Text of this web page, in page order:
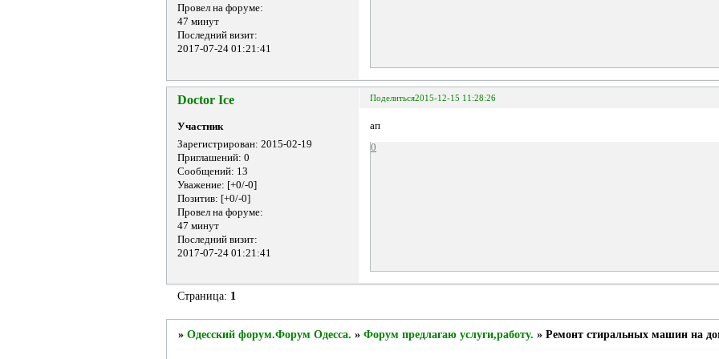
Провел на форуме:
47 минут
Последний визит:
2017-07-24 01:21:41
Поделиться2015-12-15 11:28:26
Doctor Ice
Участник
Зарегистрирован: 2015-02-19
Приглашений: 0
Сообщений: 13
Уважение: [+0/-0]
Позитив: [+0/-0]
Провел на форуме:
47 минут
Последний визит:
2017-07-24 01:21:41
ап
0
Страница: 1
» Одесский форум.Форум Одесса. » Форум предлагаю услуги,работу. » Ремонт стиральных машин на